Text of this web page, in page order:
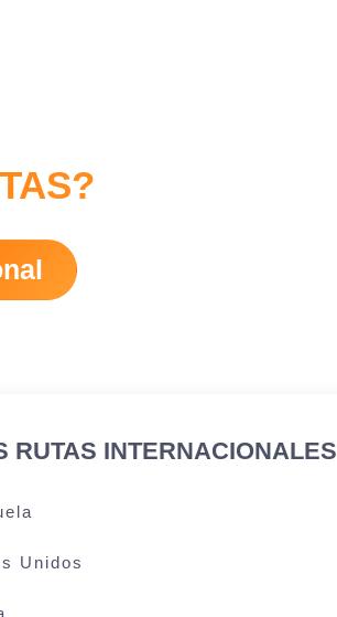
RUTAS INTERNACIONALES
Unidos